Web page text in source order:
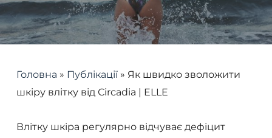
Головна » Публікації» Як швидко зволожити
шкіру влітку від Сircadia | ELLE
Влітку шкіра регулярно відчуває дефіцит